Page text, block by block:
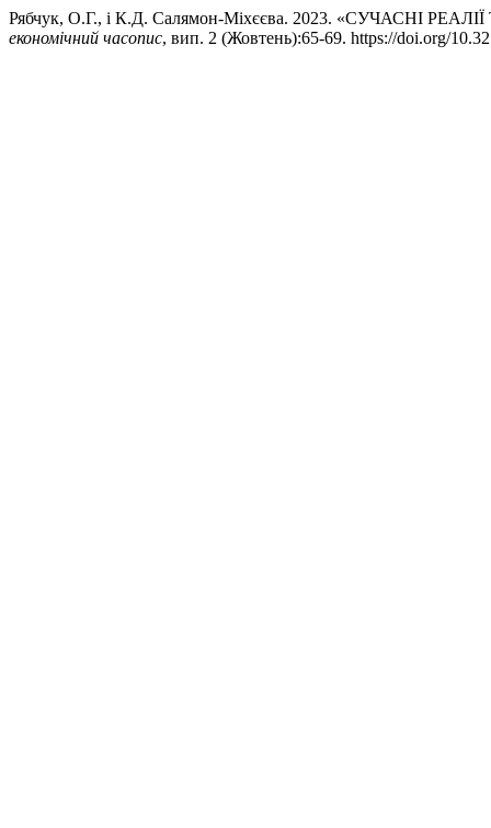
Рябчук, О.Г., і К.Д. Салямон-Міхєєва. 2023. «СУЧАСНІ
економічний часопис, вип. 2 (Жовтень):65-69. https://doi.org/